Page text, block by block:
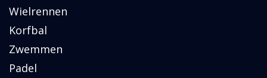
Wielrennen
Korfbal
Zwemmen
Padel